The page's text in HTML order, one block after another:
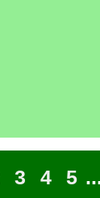
3 4 5